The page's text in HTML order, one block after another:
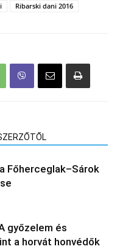
Ribarski dani 2016
Főherceglak–Sárok
győzelem és
a horvát honvédők